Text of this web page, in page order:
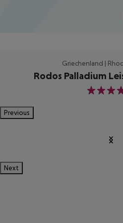
Griechenland |
Rodos Palladium
5
Previous
Next